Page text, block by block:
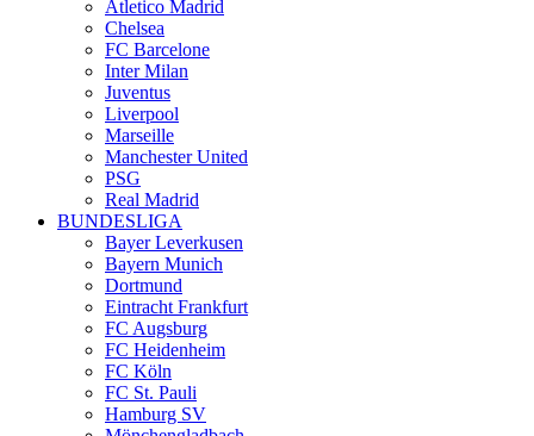
Atletico Madrid
Chelsea
FC Barcelone
Inter Milan
Juventus
Liverpool
Marseille
Manchester United
PSG
Real Madrid
BUNDESLIGA
Bayer Leverkusen
Bayern Munich
Dortmund
Eintracht Frankfurt
FC Augsburg
FC Heidenheim
FC Köln
FC St. Pauli
Hamburg SV